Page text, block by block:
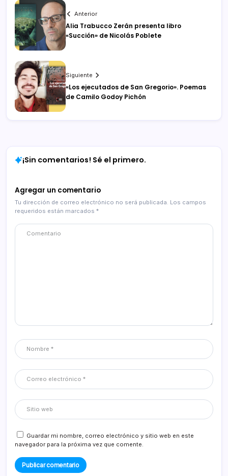
Anterior
Alia Trabucco Zerán presenta libro
«Succión» de Nicolás Poblete
Siguiente
«Los ejecutados de San Gregorio». Poemas
de Camilo Godoy Pichón
¡Sin comentarios! Sé el primero.
Agregar un comentario
Tu dirección de correo electrónico no será publicada. Los campos
requeridos están marcados *
Guardar mi nombre, correo electrónico y sitio web en este
navegador para la próxima vez que comente.